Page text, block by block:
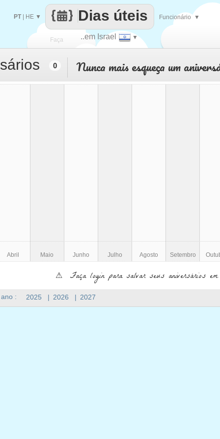
Faça
cada
..em Israel ▼
Dias úteis
PT| HE ▼ Funcionário ▼
: 2025 | 2026 | 2027
0 Nunca mais esqueça um
Abril Maio Junho Julho Agosto Setembro
⚠ Faça login para salvar seus aniversários